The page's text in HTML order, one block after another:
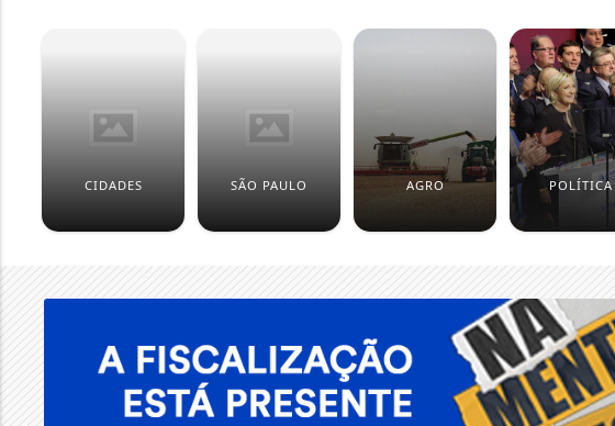
CIDADES SÃO PAULO AGRO POLÍTICA